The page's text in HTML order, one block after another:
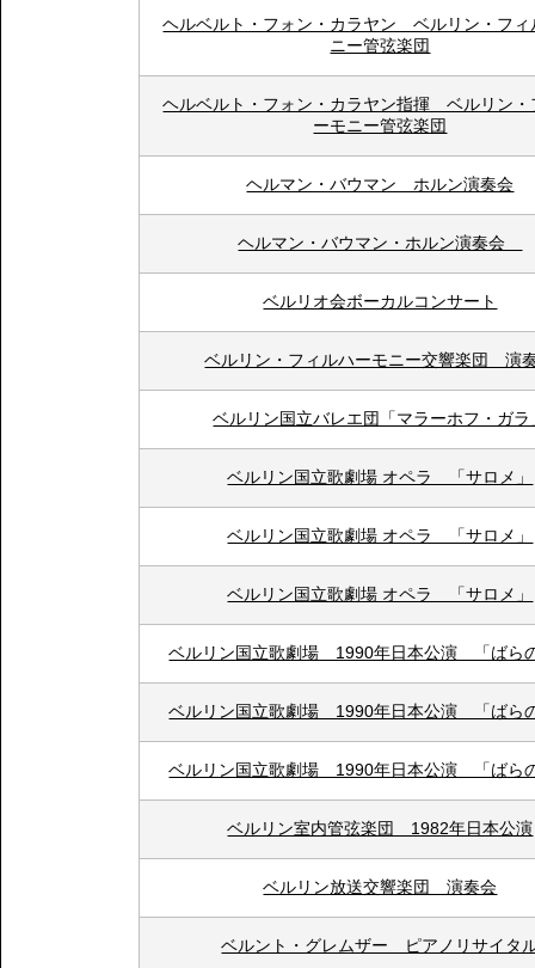
ヘルベルト・フォン・カラヤン ベルリン・フィ
ニー管弦楽団
ヘルベルト・フォン・カラヤン指揮 ベルリン・
ーモニー管弦楽団
ヘルマン・バウマン ホルン演奏会
ヘルマン・バウマン・ホルン演奏会
ベルリオ会ボーカルコンサート
ベルリン・フィルハーモニー交響楽団 演
ベルリン国立バレエ団「マラーホフ・ガラ
ベルリン国立歌劇場 オペラ 「サロメ」
ベルリン国立歌劇場 オペラ 「サロメ」
ベルリン国立歌劇場 オペラ 「サロメ」
ベルリン国立歌劇場 1990年日本公演 「ばら
ベルリン国立歌劇場 1990年日本公演 「ばら
ベルリン国立歌劇場 1990年日本公演 「ばら
ベルリン室内管弦楽団 1982年日本公演
ベルリン放送交響楽団 演奏会
ベルント・グレムザー ピアノリサイタ